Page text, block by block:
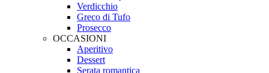
Verdicchio
Greco di Tufo
Prosecco
OCCASIONI
Aperitivo
Dessert
Serata romantica